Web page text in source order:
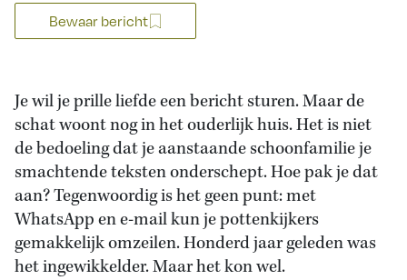
Bewaar bericht
Je wil je prille liefde een bericht sturen. Maar de
schat woont nog in het ouderlijk huis. Het is niet
de bedoeling dat je aanstaande schoonfamilie je
smachtende teksten onderschept. Hoe pak je dat
aan? Tegenwoordig is het geen punt: met
WhatsApp en e-mail kun je pottenkijkers
gemakkelijk omzeilen. Honderd jaar geleden was
het ingewikkelder. Maar het kon wel.